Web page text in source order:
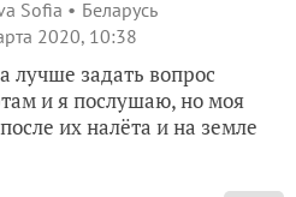
Sofia
Беларусь
2020, 10:38
лучше задать вопрос
и я послушаю, но моя
их налёта и на земле